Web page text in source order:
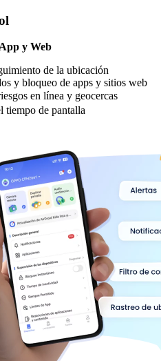
y Web
de la ubicación
y bloqueo de apps y sitios web
en línea y geocercas
tiempo de pantalla